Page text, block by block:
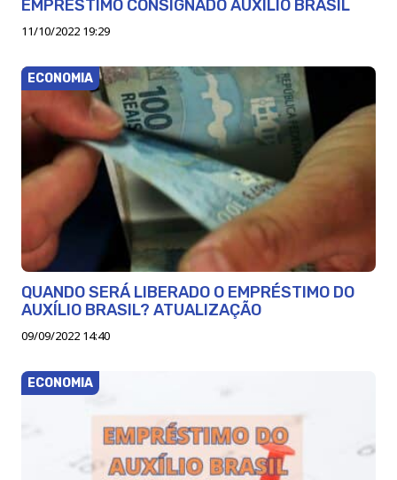
EMPRÉSTIMO CONSIGNADO AUXÍLIO BRASIL
11/10/2022 19:29
ECONOMIA
QUANDO SERÁ LIBERADO O EMPRÉSTIMO DO
AUXÍLIO BRASIL? ATUALIZAÇÃO
09/09/2022 14:40
ECONOMIA